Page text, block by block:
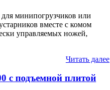
минипогрузчиков или
вместе с комом
управляемых ножей,
Читать далее
с подъемной плитой